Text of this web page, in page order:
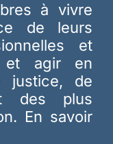
à vivre
de leurs
et
et agir en
justice, de
des plus
En savoir